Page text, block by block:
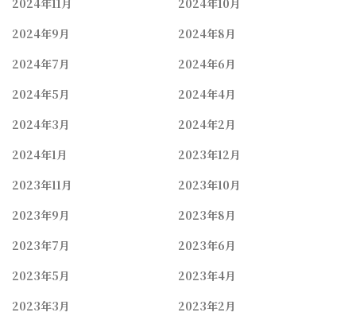
2024年11月
2024年10月
2024年9月
2024年8月
2024年7月
2024年6月
2024年5月
2024年4月
2024年3月
2024年2月
2024年1月
2023年12月
2023年11月
2023年10月
2023年9月
2023年8月
2023年7月
2023年6月
2023年5月
2023年4月
2023年3月
2023年2月